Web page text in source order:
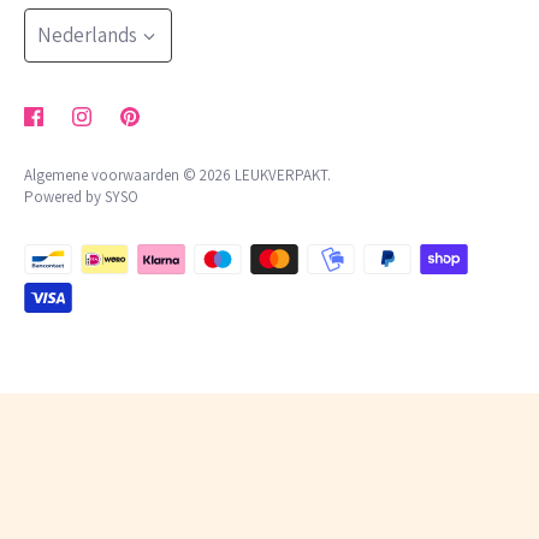
klachtenregeling
algemene voorwaarden
privacybeleid
Bestellingen worden minimaal 2x per week verzonden
Taal
Nederlands
Algemene voorwaarden © 2026 LEUKVERPAKT.
Powered by SYSO